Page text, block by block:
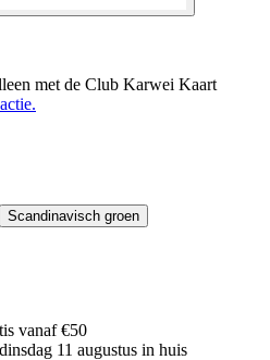
met de Club Karwei Kaart
Scandinavisch groen
vanaf €50
11 augustus in huis